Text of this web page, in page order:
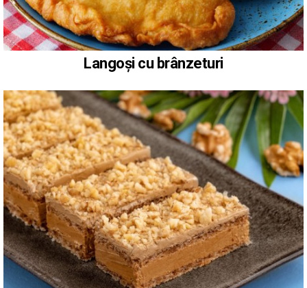
Langoși cu brânzeturi